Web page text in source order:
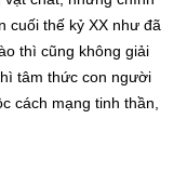
cuối thế kỷ XX như đã
thì cũng không giải
tâm thức con người
cách mạng tinh thần,